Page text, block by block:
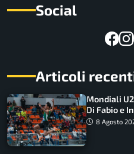
Social
Articoli
Mondiali
Di Fabio e
Castellani e
8 Agosto